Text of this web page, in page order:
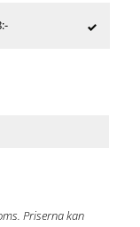
Priserna kan